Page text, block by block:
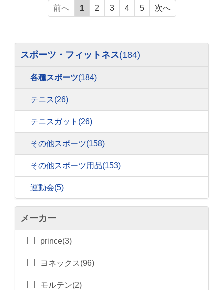
前へ 1 2 3 4 5 次へ
スポーツ・フィットネス(184)
各種スポーツ(184)
テニス(26)
テニスガット (26)
その他スポーツ(158)
その他スポーツ用品(153)
運動会(5)
メーカー
prince(3)
ヨネックス(96)
モルテン(2)